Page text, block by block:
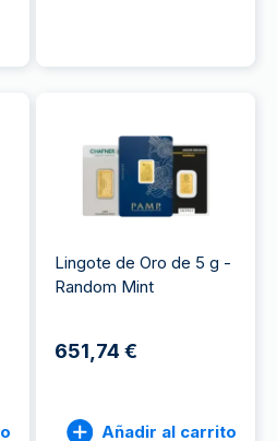
Lingote de Oro de 5 g -
Random Mint
651,74 €
Añadir al carrito